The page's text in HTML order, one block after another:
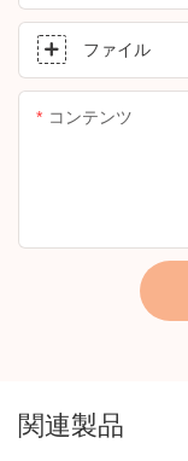
ファイル
コンテンツ
関連製品